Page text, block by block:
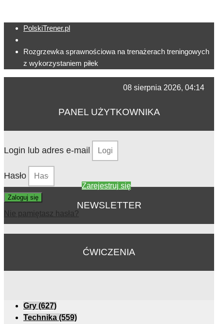
PolskiTrener.pl
Rozgrzewka sprawnościowa na trenażerach treningowych
z wykorzystaniem piłek
08 sierpnia 2026, 04:14
PANEL UŻYTKOWNIKA
Login lub adres e-mail
Hasło
Zaloguj się
Nie pamiętasz hasła?
Zarejestruj się
NEWSLETTER
ĆWICZENIA
Gry (627)
Technika (559)